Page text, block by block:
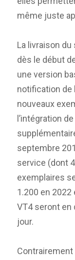
même juste
La livraison
dès le début
une version
notification de
nouveaux
l’intégration
septembre
service (dont
exemplaires
1.200 en 2022
VT4 seront en
jour.
Contrairement